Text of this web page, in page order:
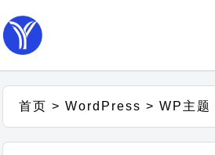
首页 >WordPress >WP主题